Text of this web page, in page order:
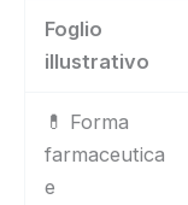
Foglio
illustrativo
💊 Forma
farmaceutica
e